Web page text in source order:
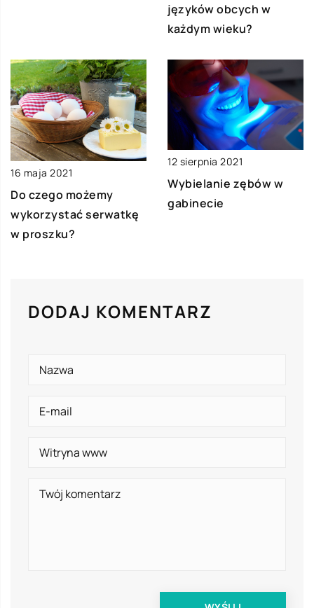
języków obcych w
każdym wieku?
16 maja 2021
Do czego możemy
wykorzystać serwatkę
w proszku?
12 sierpnia 2021
Wybielanie zębów w
gabinecie
DODAJ KOMENTARZ